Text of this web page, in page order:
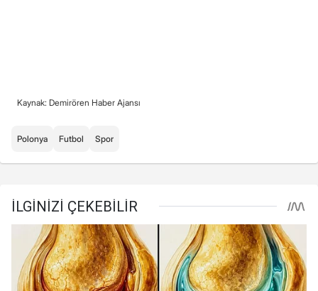
Kaynak: Demirören Haber Ajansı
Polonya Futbol Spor